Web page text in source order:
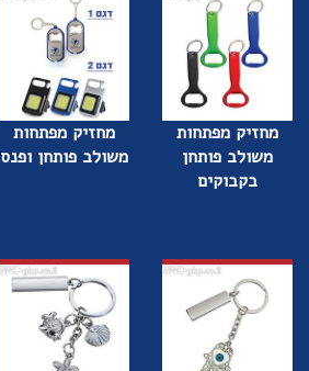
מחזיק מפתחות
משולב פותחן
בקבוקים
מחזיק מפתחות
משולב פותחן ופנס